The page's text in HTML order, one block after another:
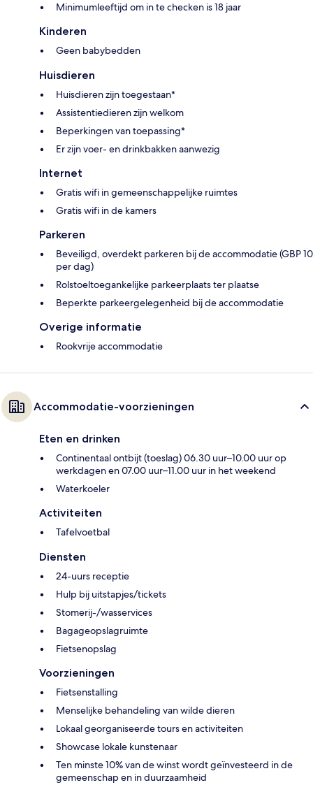
Minimumleeftijd om in te checken is 18 jaar
Kinderen
Geen babybedden
Huisdieren
Huisdieren zijn toegestaan*
Assistentiedieren zijn welkom
Beperkingen van toepassing*
Er zijn voer- en drinkbakken aanwezig
Internet
Gratis wifi in gemeenschappelijke ruimtes
Gratis wifi in de kamers
Parkeren
Beveiligd, overdekt parkeren bij de accommodatie (GBP 10
per dag)
Rolstoeltoegankelijke parkeerplaats ter plaatse
Beperkte parkeergelegenheid bij de accommodatie
Overige informatie
Rookvrije accommodatie
Accommodatie-voorzieningen
Eten en drinken
Continentaal ontbijt (toeslag) 06.30 uur–10.00 uur op
werkdagen en 07.00 uur–11.00 uur in het weekend
Waterkoeler
Activiteiten
Tafelvoetbal
Diensten
24-uurs receptie
Hulp bij uitstapjes/tickets
Stomerij-/wasservices
Bagageopslagruimte
Fietsenopslag
Voorzieningen
Fietsenstalling
Menselijke behandeling van wilde dieren
Lokaal georganiseerde tours en activiteiten
Showcase lokale kunstenaar
Ten minste 10% van de winst wordt geïnvesteerd in de
gemeenschap en in duurzaamheid